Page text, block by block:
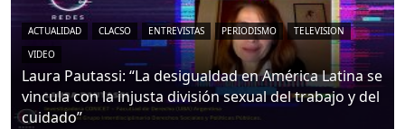
ACTUALIDAD CLACSO ENTREVISTAS PERIODISMO
TELEVISION
VIDEO
Laura Pautassi: “La desigualdad en América Latina se
vincula con la injusta división sexual del trabajo y del
cuidado”